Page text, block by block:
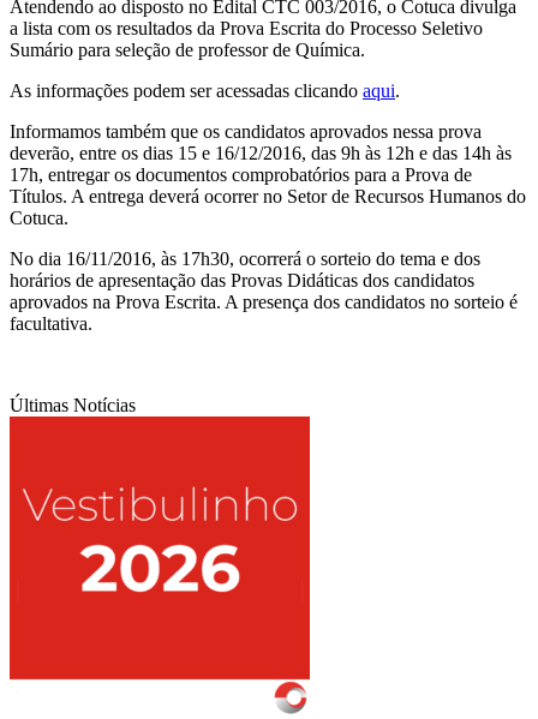
Atendendo ao disposto no Edital CTC 003/2016, o Cotuca divulga
a lista com os resultados da Prova Escrita do Processo Seletivo
Sumário para seleção de professor de Química.
As informações podem ser acessadas clicando aqui.
Informamos também que os candidatos aprovados nessa prova
deverão, entre os dias 15 e 16/12/2016, das 9h às 12h e das 14h às
17h, entregar os documentos comprobatórios para a Prova de
Títulos. A entrega deverá ocorrer no Setor de Recursos Humanos do
Cotuca.
No dia 16/11/2016, às 17h30, ocorrerá o sorteio do tema e dos
horários de apresentação das Provas Didáticas dos candidatos
aprovados na Prova Escrita. A presença dos candidatos no sorteio é
facultativa.
Últimas Notícias